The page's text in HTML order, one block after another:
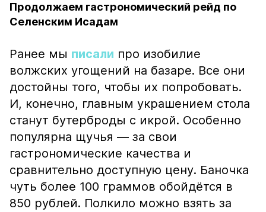
Продолжаем гастрономический рейд по
Селенским Исадам
Ранее мы писали про изобилие
волжских угощений на базаре. Все они
достойны того, чтобы их попробовать.
И, конечно, главным украшением стола
станут бутерброды с икрой. Особенно
популярна щучья — за свои
гастрономические качества и
сравнительно доступную цену. Баночка
чуть более 100 граммов обойдётся в
850 рублей. Полкило можно взять за